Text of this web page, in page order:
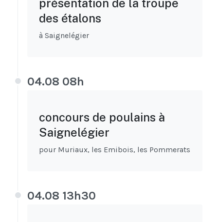
présentation de la troupe
des étalons
à Saignelégier
04.08 08h
concours de poulains à
Saignelégier
pour Muriaux, les Emibois, les Pommerats
04.08 13h30